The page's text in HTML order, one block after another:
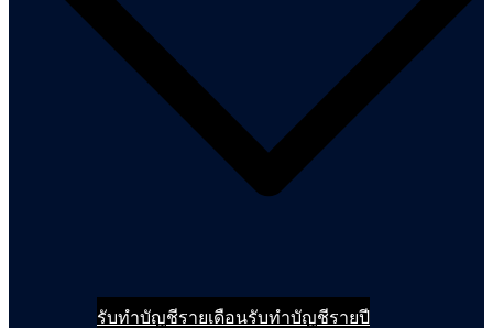
รับทำบัญชีรายเดือนรับทำบัญชีรายปี